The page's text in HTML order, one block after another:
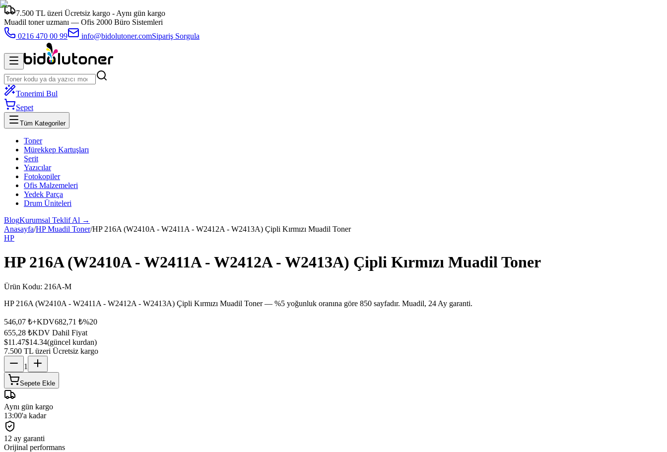
7.500 TL üzeri Ücretsiz kargo - Aynı gün kargo
Muadil toner uzmanı — Ofis 2000 Büro Sistemleri
0216 470 00 99
info@bidolutoner.comSipariş Sorgula
Tonerimi Bul
Sepet
Tüm Kategoriler
Toner
Mürekkep Kartuşları
Şerit
Yazıcılar
Fotokopiler
Ofis Malzemeleri
Yedek Parça
Drum Üniteleri
BlogKurumsal Teklif Al →
Anasayfa/HP Muadil Toner/HP 216A (W2410A - W2411A - W2412A - W2413A) Çipli Kırmızı Muadil Toner
HP
HP 216A (W2410A - W2411A - W2412A - W2413A) Çipli Kırmızı Muadil Toner
Ürün Kodu: 216A-M
HP 216A (W2410A - W2411A - W2412A - W2413A) Çipli Kırmızı Muadil Toner — %5 yoğunluk oranına göre 850 sayfadır. Muadil, 24 Ay garanti.
546,07 ₺+KDV682,71 ₺%20
655,28 ₺KDV Dahil Fiyat
$11.47$14.34(güncel kurdan)
7.500 TL üzeri Ücretsiz kargo
1
Sepete Ekle
Aynı gün kargo
13:00'a kadar
12 ay garanti
Orijinal performans